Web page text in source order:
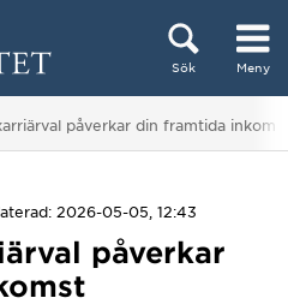
Sök Meny
påverkar din framtida inkomst
2026-05-05, 12:43
påverkar